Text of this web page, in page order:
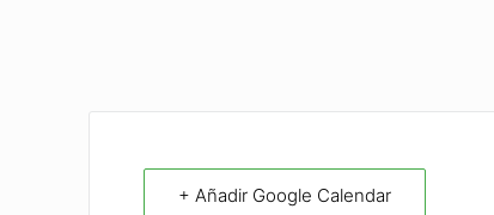
+ Añadir Google Calendar